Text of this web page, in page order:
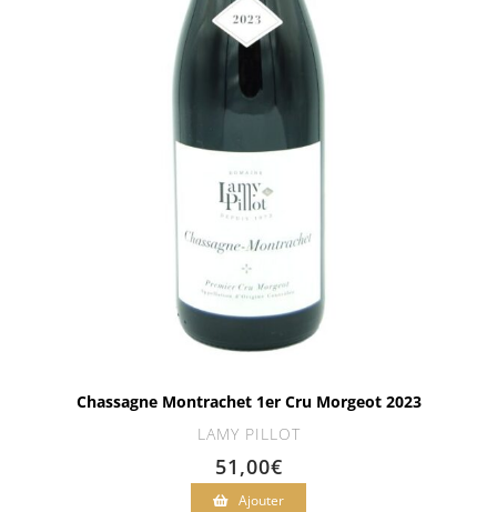
Chassagne Montrachet 1er Cru Morgeot 2023
LAMY PILLOT
51,00€
Ajouter